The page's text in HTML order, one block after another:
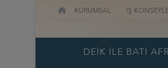
KURUMSAL İŞ
DEİK İLE BATI